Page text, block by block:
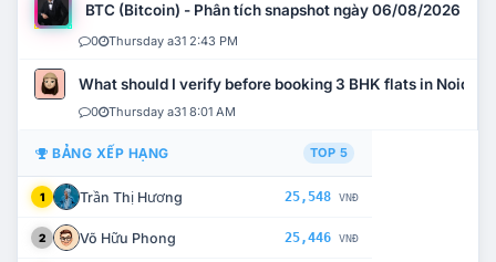
BTC (Bitcoin) - Phân tích snapshot ngày 06/08/2026
0 Thursday a31 2:43 PM
What should I verify before booking 3 BHK flats in Noida?
0 Thursday a31 8:01 AM
BẢNG XẾP HẠNG TOP 5
1 Trần Thị Hương 25,548 VNĐ
2 Võ Hữu Phong 25,446 VNĐ